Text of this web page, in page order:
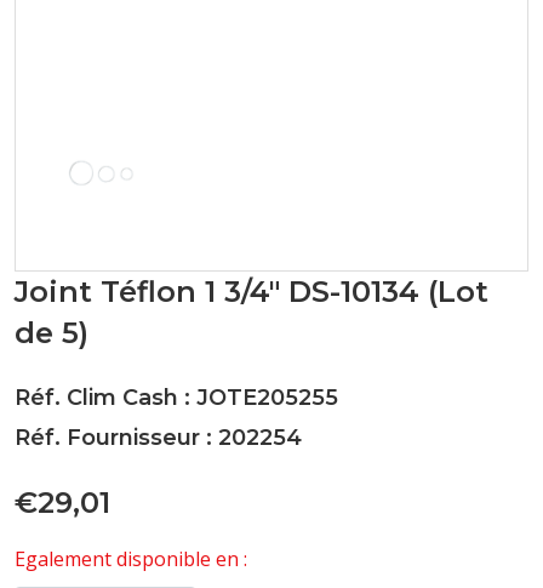
Joint Téflon 1 3/4" DS-10134 (Lot
de 5)
Réf. Clim Cash : JOTE205255
Réf. Fournisseur : 202254
€29,01
Egalement disponible en :